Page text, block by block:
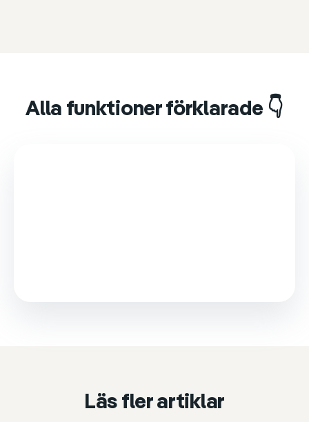
Alla funktioner förklarade 👇
Läs fler artiklar